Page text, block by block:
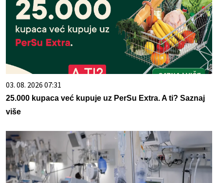
03. 08. 2026 07:31
25.000 kupaca već kupuje uz PerSu Extra. A ti? Saznaj
više